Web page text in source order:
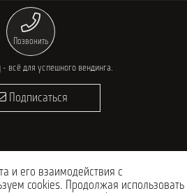
Позвонить
всё для успешного вендинга.
Подписаться
и его взаимодействия с
cookies. Продолжая использовать